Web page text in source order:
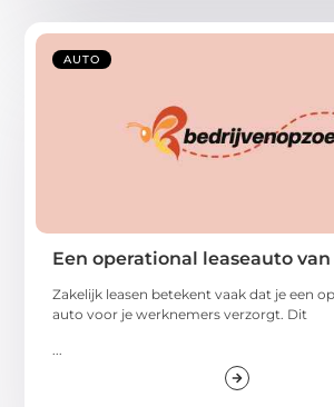
AUTO
Een operational leaseauto
Zakelijk leasen betekent vaak dat je een
auto voor je werknemers verzorgt. Dit
...